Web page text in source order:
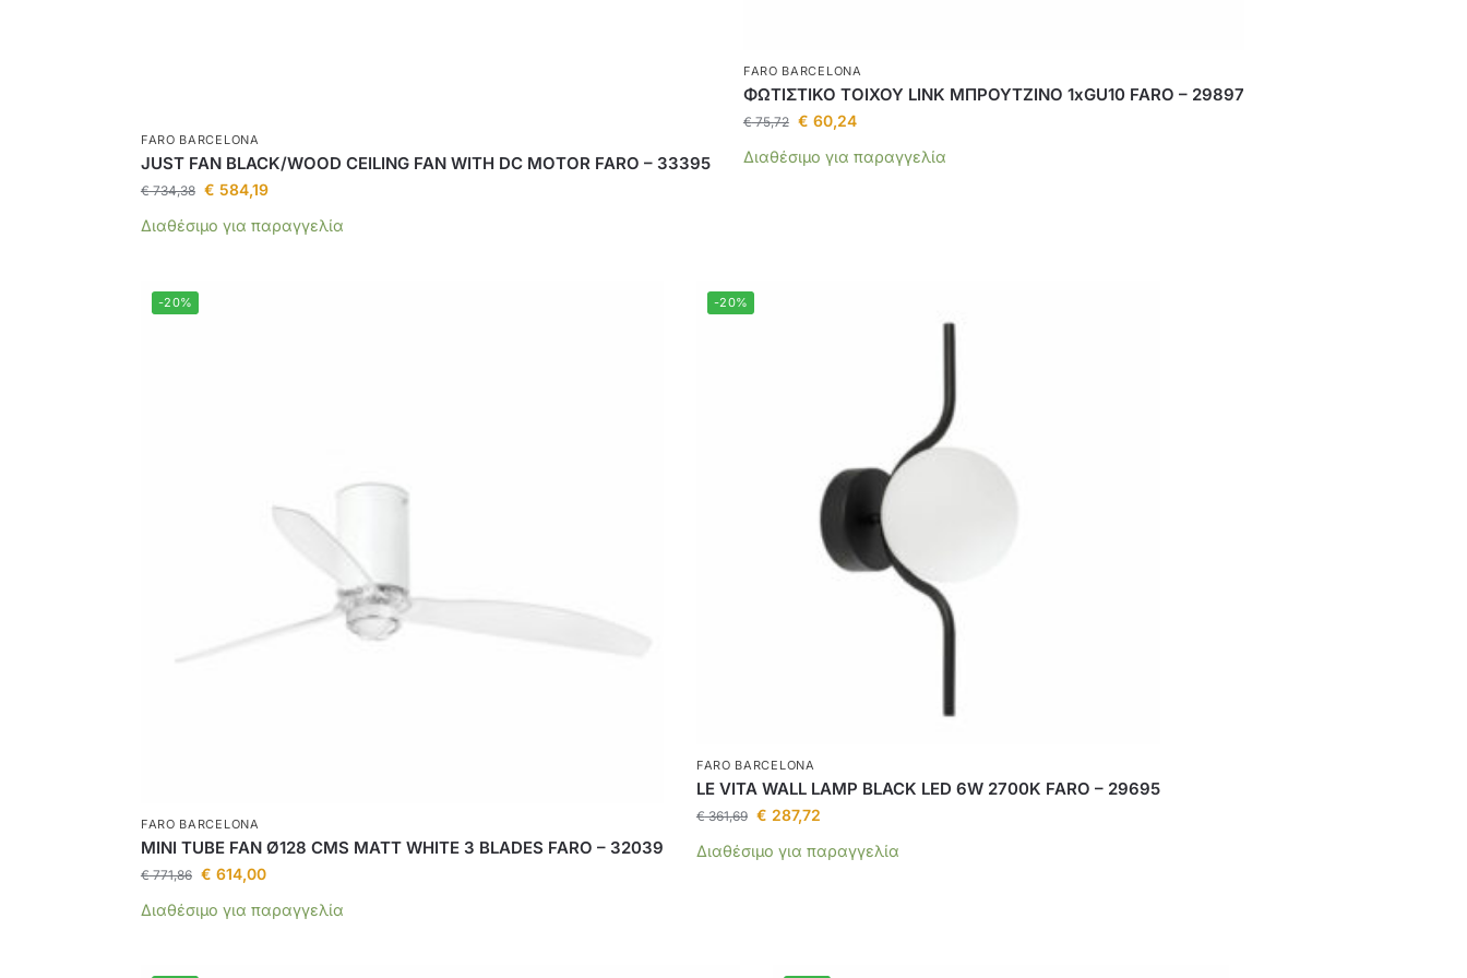
FARO BARCELONA
JUST FAN BLACK/WOOD CEILING FAN WITH DC MOTOR FARO – 33395
€734,38 € 584,19
Διαθέσιμο για παραγγελία
FARO BARCELONA
ΦΩΤΙΣΤΙΚΟ ΤΟΙΧΟΥ LINK ΜΠΡΟΥΤΖΙΝΟ 1xGU10 FARO – 29897
€75,72 € 60,24
Διαθέσιμο για παραγγελία
-20%
FARO BARCELONA
MINI TUBE FAN Ø128 CMS MATT WHITE 3 BLADES FARO – 32039
€771,86 € 614,00
Διαθέσιμο για παραγγελία
-20%
FARO BARCELONA
LE VITA WALL LAMP BLACK LED 6W 2700K FARO – 29695
€361,69 € 287,72
Διαθέσιμο για παραγγελία